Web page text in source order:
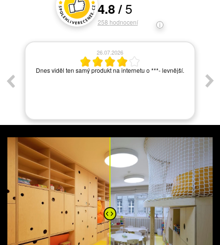
Hodnocení a recenze zákazníků
4.8/5
258 hodnocení
06.07.2026
Hadam jedina nedobra skusenost bola s viacnasobnym